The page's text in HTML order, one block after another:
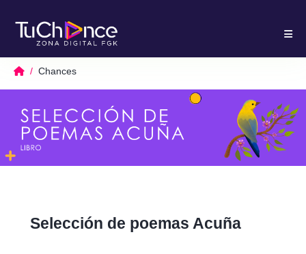
Chances
Selección de poemas Acuña